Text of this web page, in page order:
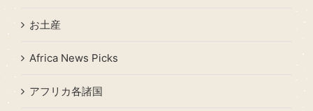
お土産
Africa News Picks
アフリカ各諸国